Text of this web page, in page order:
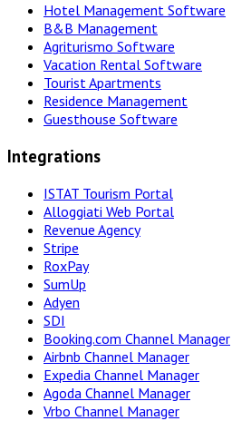
Hotel Management Software
B&B Management
Agriturismo Software
Vacation Rental Software
Tourist Apartments
Residence Management
Guesthouse Software
Integrations
ISTAT Tourism Portal
Alloggiati Web Portal
Revenue Agency
Stripe
RoxPay
SumUp
Adyen
SDI
Booking.com Channel Manager
Airbnb Channel Manager
Expedia Channel Manager
Agoda Channel Manager
Vrbo Channel Manager